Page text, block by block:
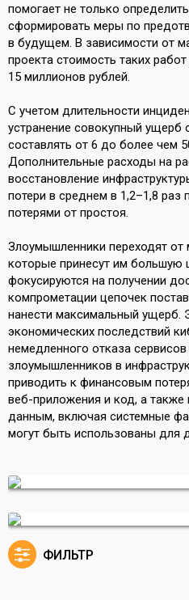
помогает не только
сформировать меры по
в будущем. В зависимости от
проекта стоимость таких
15 миллионов рублей.
С учетом длительности
устранение совокупный ущерб
составлять от 6 до более чем
Дополнительные расходы на
восстановление
потери в среднем в 1,2–1,8
потерями от простоя.
Злоумышленники переходят
которые принесут им большую
фокусируются на получении
компрометации цепочек
нанести максимальный ущерб.
экономических последствий
немедленного отказа сервисов
злоумышленников в
приводить к финансовым
веб-приложения и код, а также
данным, включая системные
могут быть использованы для
ФИЛЬТР